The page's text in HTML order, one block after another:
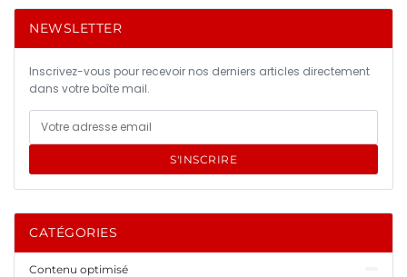
NEWSLETTER
Inscrivez-vous pour recevoir nos derniers articles directement
dans votre boîte mail.
S'INSCRIRE
CATÉGORIES
Contenu optimisé